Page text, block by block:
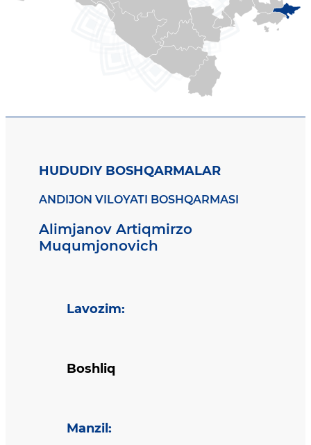
HUDUDIY BOSHQARMALAR
ANDIJON VILOYATI BOSHQARMASI
Alimjanov Artiqmirzo
Muqumjonovich
Lavozim:
Boshliq
Manzil :